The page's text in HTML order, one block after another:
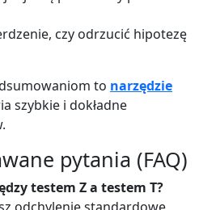
czy odrzucić hipotezę
to narzędzie
szybkie i dokładne
pytania (FAQ)
testem Z a testem T?